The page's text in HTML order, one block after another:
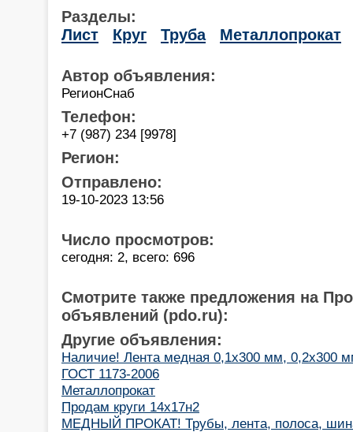
Разделы:
Лист
Круг Труба Металлопрокат
Автор объявления:
РегионСнаб
Телефон:
+7 (987) 234 [9978]
Регион:
Отправлено:
19-10-2023 13:56
Число просмотров:
сегодня: 2, всего: 696
Смотрите также предложения на
объявлений (pdo.ru):
Другие объявления:
Наличие! Лента медная 0,1х300 мм, 0,2х300
ГОСТ 1173-2006
Металлопрокат
Продам круги 14х17н2
МЕДНЫЙ ПРОКАТ! Трубы, лента, полоса,